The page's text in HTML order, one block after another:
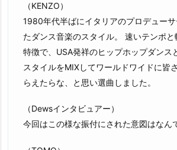
（KENZO）
1980年代半ばにイタリアのプロデュー
たダンス音楽のスタイル。 速いテンポ
特徴で、USA発祥のヒップホップダンス
スタイルをMIXしてワールドワイドに皆
らえたらな、と思い選曲しました。
（Dewsインタビュアー）
今回はこの様な振付にされた意図はなん